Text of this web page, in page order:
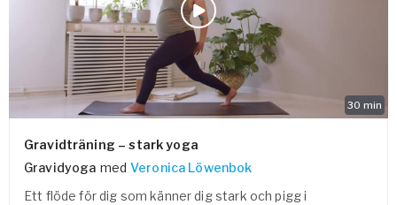
30 min
Gravidträning – stark yoga
Gravidyoga med Veronica Löwenbok
Ett flöde för dig som känner dig stark och pigg i